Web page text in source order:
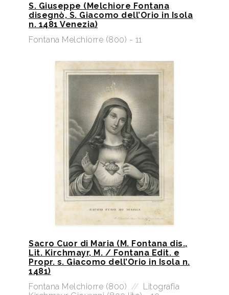
S. Giuseppe (Melchiore Fontana
disegnò, S. Giacomo dell’Orio in Isola
n. 1481 Venezia)
Fontana Melchiorre (800) - 11
Sacro Cuor di Maria (M. Fontana dis.,
Lit. Kirchmayr, M. / Fontana Edit. e
Propr. s. Giacomo dell’Orio in Isola n.
1481)
Fontana Melchiorre (800) // Litografia